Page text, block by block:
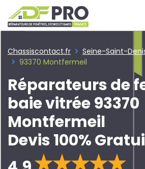
Chassiscontact.fr
Seine-Saint-
93370 Montfermeil
Réparateurs de
baie vitrée 93370
Montfermeil
Devis 100%